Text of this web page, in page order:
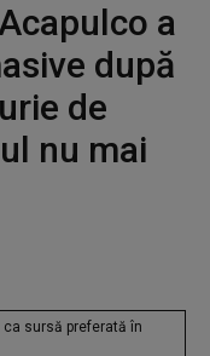
a
după
de
nu mai
ca sursă preferată în